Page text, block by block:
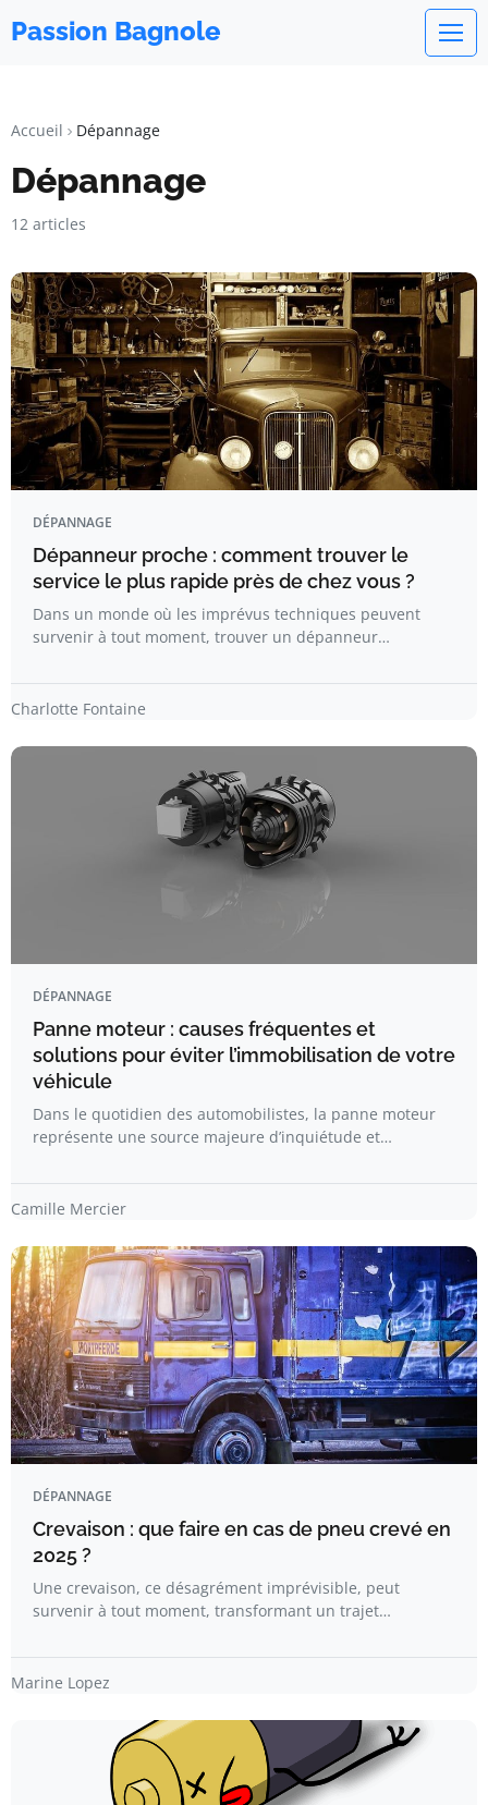
Passion Bagnole
Accueil Dépannage
Dépannage
12 articles
DÉPANNAGE
Dépanneur proche : comment trouver le
service le plus rapide près de chez vous ?
Dans un monde où les imprévus techniques peuvent
survenir à tout moment, trouver un dépanneur…
Charlotte Fontaine
DÉPANNAGE
Panne moteur : causes fréquentes et
solutions pour éviter l’immobilisation de votre
véhicule
Dans le quotidien des automobilistes, la panne moteur
représente une source majeure d’inquiétude et…
Camille Mercier
DÉPANNAGE
Crevaison : que faire en cas de pneu crevé en
2025 ?
Une crevaison, ce désagrément imprévisible, peut
survenir à tout moment, transformant un trajet…
Marine Lopez